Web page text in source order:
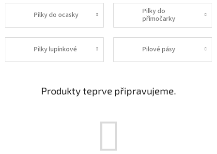
Pilky do ocasky
Pilky do
přímočarky
Pilky lupínkové Pilové pásy
Produkty teprve připravujeme.